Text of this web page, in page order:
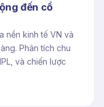
đến cổ
nền kinh tế VN và
Phân tích chu
và chiến lược